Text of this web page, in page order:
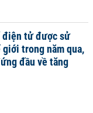
điện tử được sử
trong năm qua,
đầu về tăng